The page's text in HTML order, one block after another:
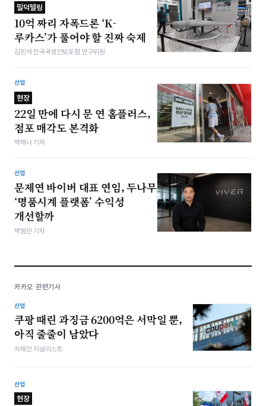
밀덕텔링
10억 짜리 자폭드론 ‘K-
루카스’가 풀어야 할 진짜 숙제
김민석 한국국방안보포럼 연구위원
산업
현장
22일 만에 다시 문 연 홈플러스,
점포 매각도 본격화
박해나 기자
산업
문제연 바이버 대표 연임, 두나무
‘명품시계 플랫폼’ 수익성
개선할까
박형민 기자
카카오 관련기사
산업
쿠팡 때린 과징금 6200억은 서막일 뿐,
아직 줄줄이 남았다
차해인 저널리스트
산업
현장